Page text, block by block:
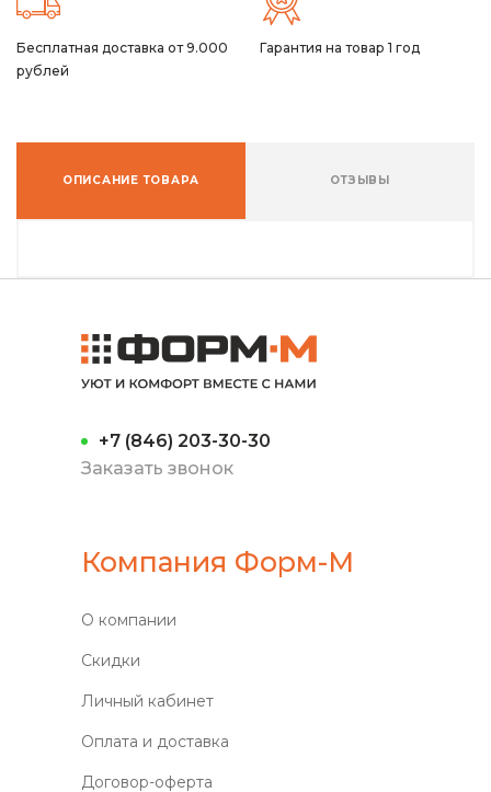
Бесплатная доставка от 9.000
рублей
Гарантия на товар 1 год
ОПИСАНИЕ ТОВАРА ОТЗЫВЫ
+7 (846) 203-30-30
Заказать звонок
Компания Форм-М
О компании
Скидки
Личный кабинет
Оплата и доставка
Договор-оферта